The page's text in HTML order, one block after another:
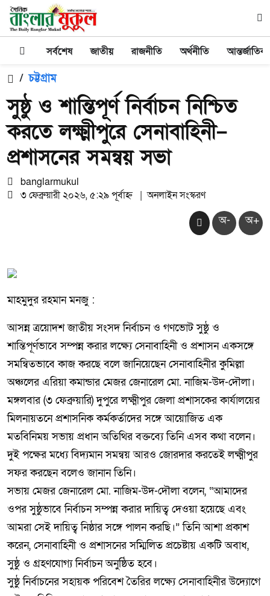
সর্বশেষ জাতীয় রাজনীতি অর্থনীতি আন্তর্জাতিক
/ চট্টগ্রাম
সুষ্ঠু ও শান্তিপূর্ণ নির্বাচন নিশ্চিত
করতে লক্ষ্মীপুরে সেনাবাহিনী–
প্রশাসনের সমন্বয় সভা
banglarmukul
৩ ফেব্রুয়ারী ২০২৬, ৫:২৯ পূর্বাহ্ন | অনলাইন সংস্করণ
অ- অ+
মাহমুদুর রহমান মনজু :
আসন্ন ত্রয়োদশ জাতীয় সংসদ নির্বাচন ও গণভোট সুষ্ঠু ও
শান্তিপূর্ণভাবে সম্পন্ন করার লক্ষ্যে সেনাবাহিনী ও প্রশাসন একসঙ্গে
সমন্বিতভাবে কাজ করছে বলে জানিয়েছেন সেনাবাহিনীর কুমিল্লা
অঞ্চলের এরিয়া কমান্ডার মেজর জেনারেল মো. নাজিম-উদ-দৌলা।
মঙ্গলবার (৩ ফেব্রুয়ারি) দুপুরে লক্ষ্মীপুর জেলা প্রশাসকের কার্যালয়ের
মিলনায়তনে প্রশাসনিক কর্মকর্তাদের সঙ্গে আয়োজিত এক
মতবিনিময় সভায় প্রধান অতিথির বক্তব্যে তিনি এসব কথা বলেন।
দুই পক্ষের মধ্যে বিদ্যমান সমন্বয় আরও জোরদার করতেই লক্ষ্মীপুর
সফর করছেন বলেও জানান তিনি।
সভায় মেজর জেনারেল মো. নাজিম-উদ-দৌলা বলেন, “আমাদের
ওপর সুষ্ঠুভাবে নির্বাচন সম্পন্ন করার দায়িত্ব দেওয়া হয়েছে এবং
আমরা সেই দায়িত্ব নিষ্ঠার সঙ্গে পালন করছি।” তিনি আশা প্রকাশ
করেন, সেনাবাহিনী ও প্রশাসনের সম্মিলিত প্রচেষ্টায় একটি অবাধ,
সুষ্ঠু ও গ্রহণযোগ্য নির্বাচন অনুষ্ঠিত হবে।
সুষ্ঠু নির্বাচনের সহায়ক পরিবেশ তৈরির লক্ষ্যে সেনাবাহিনীর উদ্যোগে